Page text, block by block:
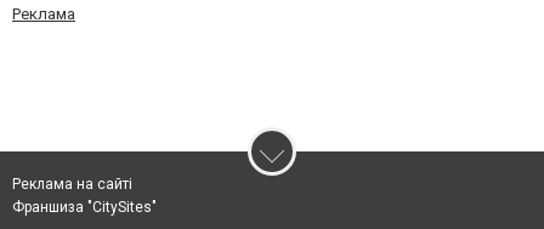
Реклама
Реклама на сайті
Франшиза "CitySites"